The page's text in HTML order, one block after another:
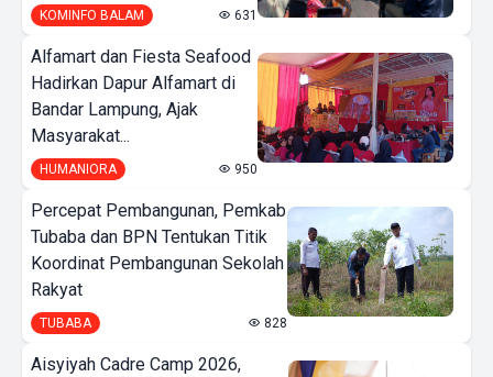
KOMINFO BALAM 631
Alfamart dan Fiesta Seafood
Hadirkan Dapur Alfamart di
Bandar Lampung, Ajak
Masyarakat...
HUMANIORA 950
Percepat Pembangunan, Pemkab
Tubaba dan BPN Tentukan Titik
Koordinat Pembangunan Sekolah
Rakyat
TUBABA 828
Aisyiyah Cadre Camp 2026,